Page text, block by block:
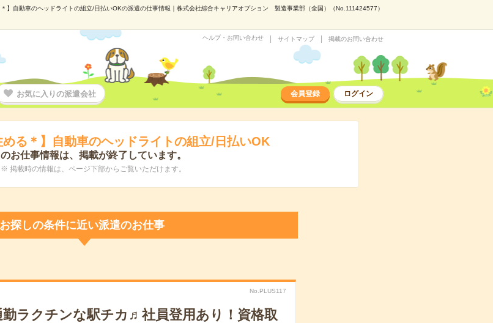
＊】自動車のヘッドライトの組立/日払いOKの派遣の仕事情報｜株式会社綜合キャリアオプション 製造事業部（全国）（No.111424577）
ヘルプ・お問い合わせ サイトマップ 掲載のお問い合わせ
お気に入りの派遣会社 会員登録 ログイン
める＊】自動車のヘッドライトの組立/日払いOK
のお仕事情報は、掲載が終了しています。
※ 掲載時の情報は、ページ下部からご覧いただけます。
お探しの条件に近い派遣のお仕事
No.PLUS117
勤ラクチンな駅チカ♬社員登用あり！資格取